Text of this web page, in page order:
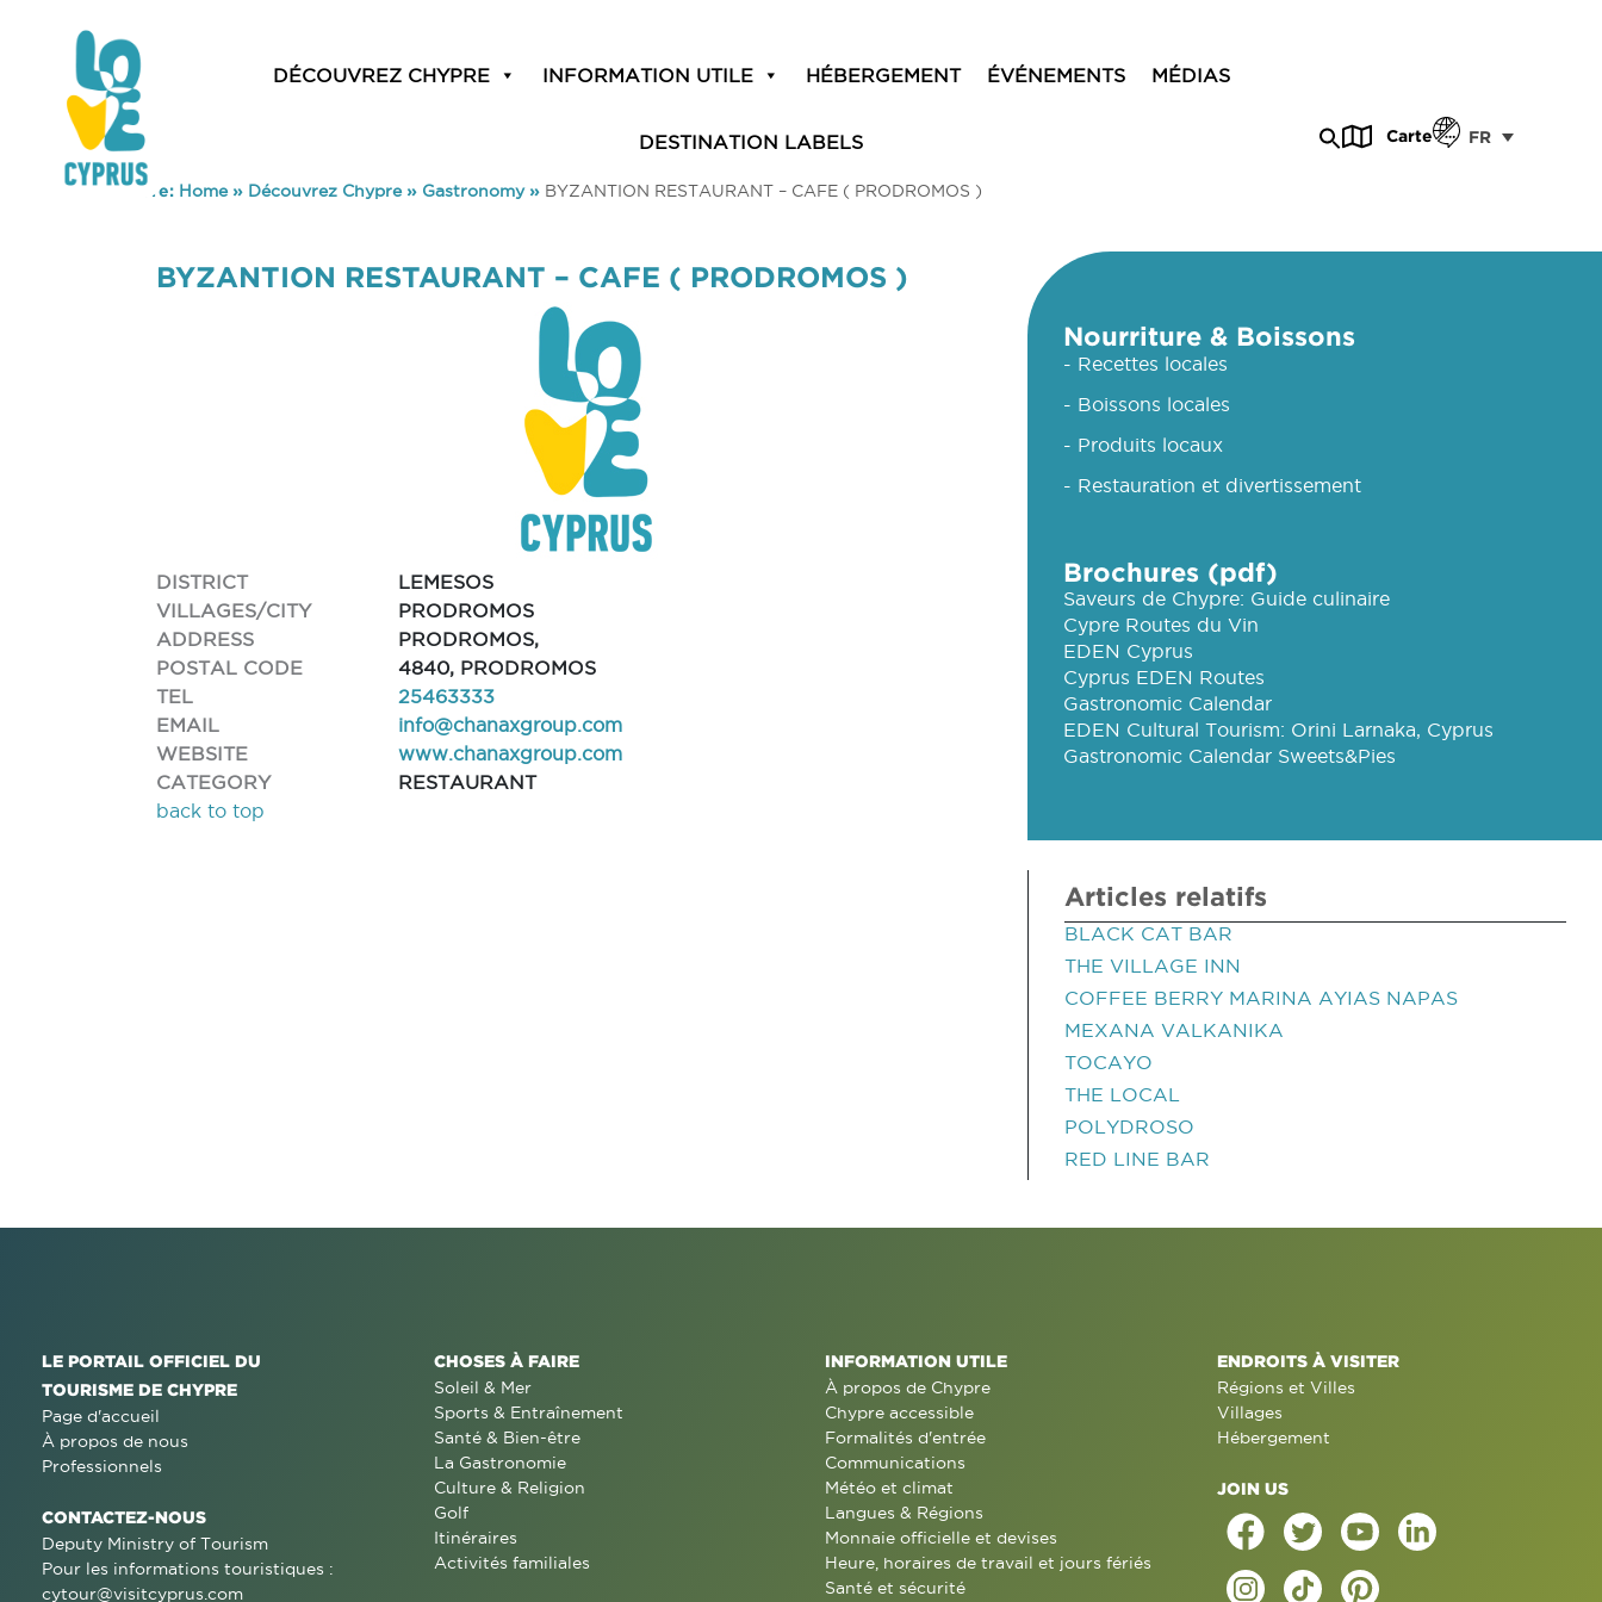
DÉCOUVREZ CHYPRE INFORMATION UTILE HÉBERGEMENT ÉVÉNEMENTS MÉDIAS
DESTINATION LABELS Carte FR
You are here: Home» Découvrez Chypre» Gastronomy» BYZANTION RESTAURANT – CAFE ( PRODROMOS )
BYZANTION RESTAURANT – CAFE ( PRODROMOS )
DISTRICT
LEMESOS
VILLAGES/CITY
PRODROMOS
ADDRESS
PRODROMOS,
POSTAL CODE
4840, PRODROMOS
TEL
25463333
EMAIL
info@chanaxgroup.com
WEBSITE
www.chanaxgroup.com
CATEGORY
RESTAURANT
back to top
Nourriture & Boissons
- Recettes locales
- Boissons locales
- Produits locaux
- Restauration et divertissement
Brochures (pdf)
Saveurs de Chypre: Guide culinaire
Cypre Routes du Vin
EDEN Cyprus
Cyprus EDEN Routes
Gastronomic Calendar
EDEN Cultural Tourism: Orini Larnaka, Cyprus
Gastronomic Calendar Sweets&Pies
Articles relatifs
BLACK CAT BAR
THE VILLAGE INN
COFFEE BERRY MARINA AYIAS NAPAS
MEXANA VALKANIKA
TOCAYO
THE LOCAL
POLYDROSO
RED LINE BAR
LE PORTAIL OFFICIEL DU
TOURISME DE CHYPRE
Page d'accueil
À propos de nous
Professionnels
CONTACTEZ-NOUS
Deputy Ministry of Tourism
Pour les informations touristiques :
cytour@visitcyprus.com
CHOSES À FAIRE
Soleil & Mer
Sports & Entraînement
Santé & Bien-être
La Gastronomie
Culture & Religion
Golf
Itinéraires
Activités familiales
INFORMATION UTILE
À propos de Chypre
Chypre accessible
Formalités d'entrée
Communications
Météo et climat
Langues & Régions
Monnaie officielle et devises
Heure, horaires de travail et jours fériés
Santé et sécurité
ENDROITS À VISITER
Régions et Villes
Villages
Hébergement
JOIN US